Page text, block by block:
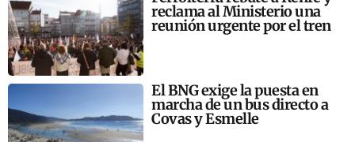
reclama al Ministerio una
reunión urgente por el tren
El BNG exige la puesta en
marcha de un bus directo a
Covas y Esmelle